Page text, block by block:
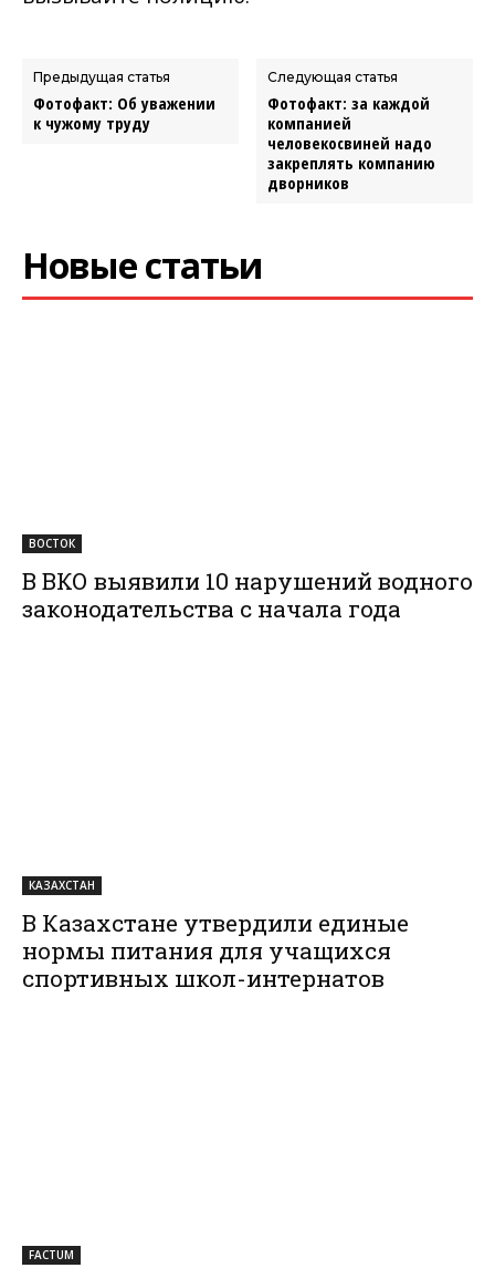
Предыдущая статья
Фотофакт: Об уважении
к чужому труду
Следующая статья
Фотофакт: за каждой
компанией
человекосвиней надо
закреплять компанию
дворников
Новые статьи
ВОСТОК
В ВКО выявили 10 нарушений водного
законодательства с начала года
КАЗАХСТАН
В Казахстане утвердили единые
нормы питания для учащихся
спортивных школ-интернатов
FACTUM